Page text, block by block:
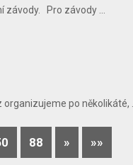
Pro závody ...
po několikáté, ...
88 » »»